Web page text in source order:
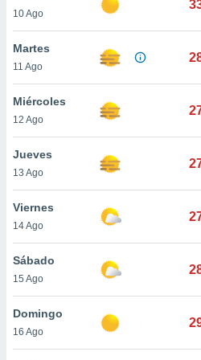
más
nuestra
y
de
disponible
cookies
aceptar
10 Ago
Martes
11 Ago
Miércoles
12 Ago
Jueves
13 Ago
Viernes
14 Ago
Sábado
15 Ago
Domingo
16 Ago